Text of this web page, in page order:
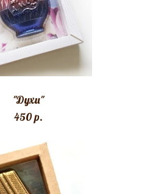
"Духи"
450 p.